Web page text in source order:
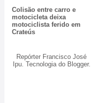
Colisão entre carro e
motocicleta deixa
motociclista ferido em
Crateús
Repórter Francisco José
Ipu. Tecnologia do Blogger.